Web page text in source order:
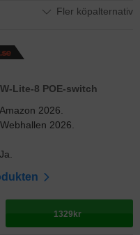
Fler köpalternativ
Lite-8 POE-switch
2026.
2026.
1329kr